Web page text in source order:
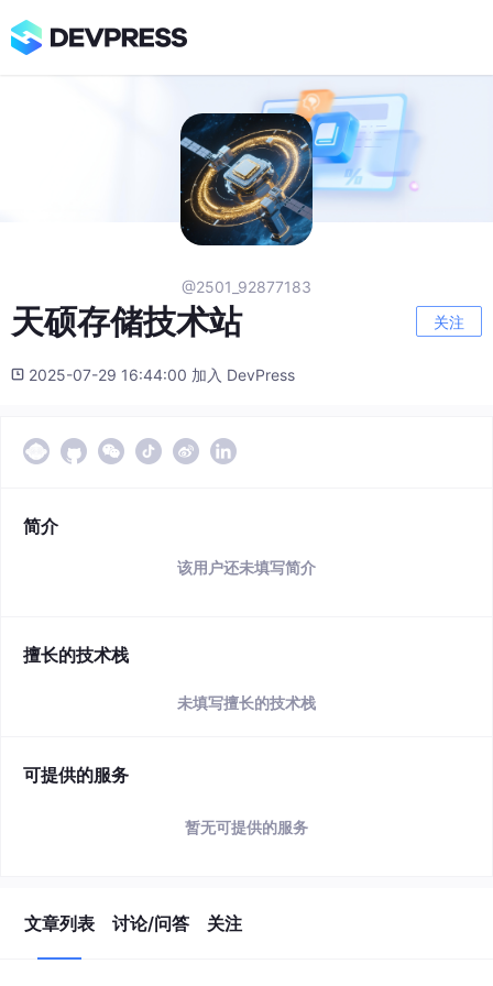
@2501_92877183
天硕存储技术站 关注
2025-07-29 16:44:00 加入 DevPress
简介
该用户还未填写简介
擅长的技术栈
未填写擅长的技术栈
可提供的服务
暂无可提供的服务
文章列表 讨论/问答 关注